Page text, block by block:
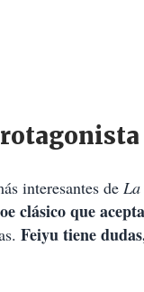
interesantes de La
clásico que
Feiyu tiene